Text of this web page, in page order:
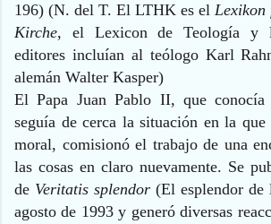
196) (N. del T. El LTHK es el Lexikon
Kirche, el Lexicon de Teología y
editores incluían al teólogo Karl
alemán Walter Kasper)
El Papa Juan Pablo II, que
seguía de cerca la situación en la que
moral, comisionó el trabajo de una
las cosas en claro nuevamente. Se
de Veritatis splendor (El esplendor de
agosto de 1993 y generó diversas